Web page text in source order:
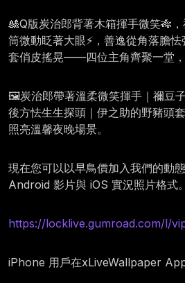
🎎Q版炭治郎背著木箱揮手微笑🎋
筒微動眨著大眼⚡，善逸從角落膽
套俏皮搖晃——四位主角齊聚一堂
🖼️炭治郎帶著溫柔微笑揮手｜禰豆
後方怯生生探頭｜伊之助的野豬頭
照亮溫馨夜晚場景。
現在您可以以早鳥價加入我們的動
Android 影片與 iOS 實況照片格式。
https://locklive.gumroad.com/l/
iPhone 用戶在xLiveWallpaper